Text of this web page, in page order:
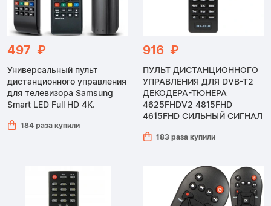
497 ₽
Универсальный пульт
дистанционного управления
для телевизора Samsung
Smart LED Full HD 4K.
184 раза купили
916 ₽
ПУЛЬТ ДИСТАНЦИОННОГО
УПРАВЛЕНИЯ ДЛЯ DVB-T2
ДЕКОДЕРА-ТЮНЕРА
4625FHDV2 4815FHD
4615FHD СИЛЬНЫЙ СИГНАЛ
183 раза купили